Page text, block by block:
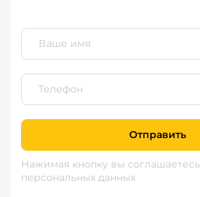
Отправить
Нажимая кнопку вы соглашаетесь
персональных данных